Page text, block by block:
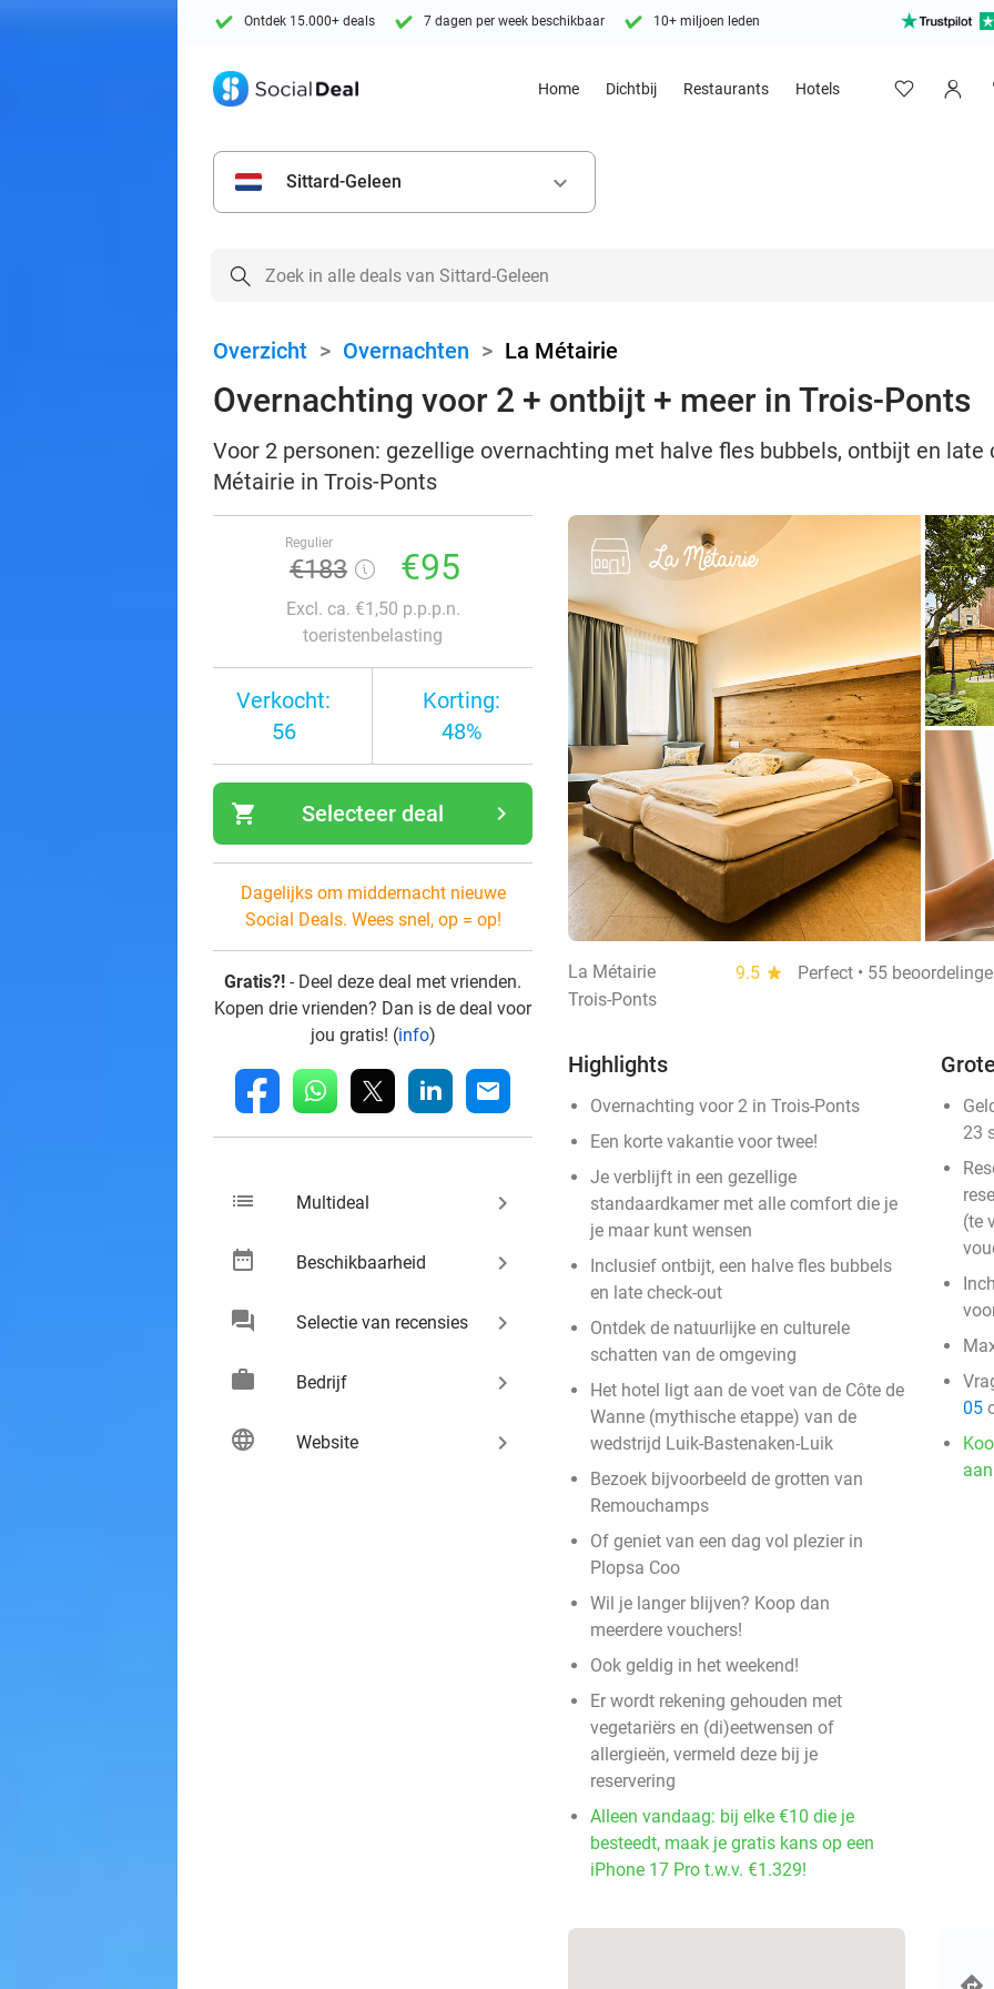
Ontdek 15.000+ deals 7 dagen per week beschikbaar 10+ miljoen leden
Home Dichtbij Restaurants Hotels
Sittard-Geleen keyboard_arrow_down
Overzicht > Overnachten > La Métairie
Overnachting voor 2 + ontbijt + meer in Trois-Ponts
Voor 2 personen: gezellige overnachting met halve fles bubbels, ontbijt en late
Métairie in Trois-Ponts
Regulier
€183 €95
Excl. ca. €1,50 p.p.p.n.
toeristenbelasting
Verkocht:
56
Korting:
48%
shopping_cart navigate_next
Selecteer deal
Dagelijks om middernacht nieuwe
Social Deals. Wees snel, op = op!
Gratis?! - Deel deze deal met vrienden.
Kopen drie vrienden? Dan is de deal voor
jou gratis! (info)
fb whatsapp linkedin mail
list Multideal keyboard_arrow_right
date_range Beschikbaarheid keyboard_arrow_right
chat Selectie van recensies keyboard_arrow_right
work Bedrijf keyboard_arrow_right
language Website keyboard_arrow_right
La Métairie 9.5 star
Perfect • 55
Trois-Ponts
Highlights
Overnachting voor 2 in Trois-Ponts
Een korte vakantie voor twee!
Je verblijft in een gezellige
standaardkamer met alle comfort die je
je maar kunt wensen
Inclusief ontbijt, een halve fles bubbels
en late check-out
Ontdek de natuurlijke en culturele
schatten van de omgeving
Het hotel ligt aan de voet van de Côte de
Wanne (mythische etappe) van de
wedstrijd Luik-Bastenaken-Luik
Bezoek bijvoorbeeld de grotten van
Remouchamps
Of geniet van een dag vol plezier in
Plopsa Coo
Wil je langer blijven? Koop dan
meerdere vouchers!
Ook geldig in het weekend!
Er wordt rekening gehouden met
vegetariërs en (di)eetwensen of
allergieën, vermeld deze bij je
reservering
Alleen vandaag: bij elke €10 die je
besteedt, maak je gratis kans op een
iPhone 17 Pro t.w.v. €1.329!
23
(te
05